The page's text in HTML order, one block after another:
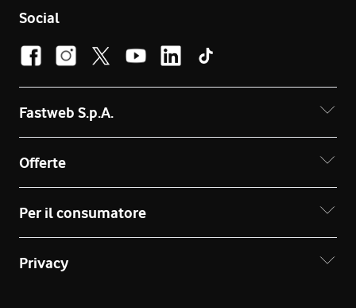
Social
Fastweb S.p.A.
Offerte
Per il consumatore
Privacy